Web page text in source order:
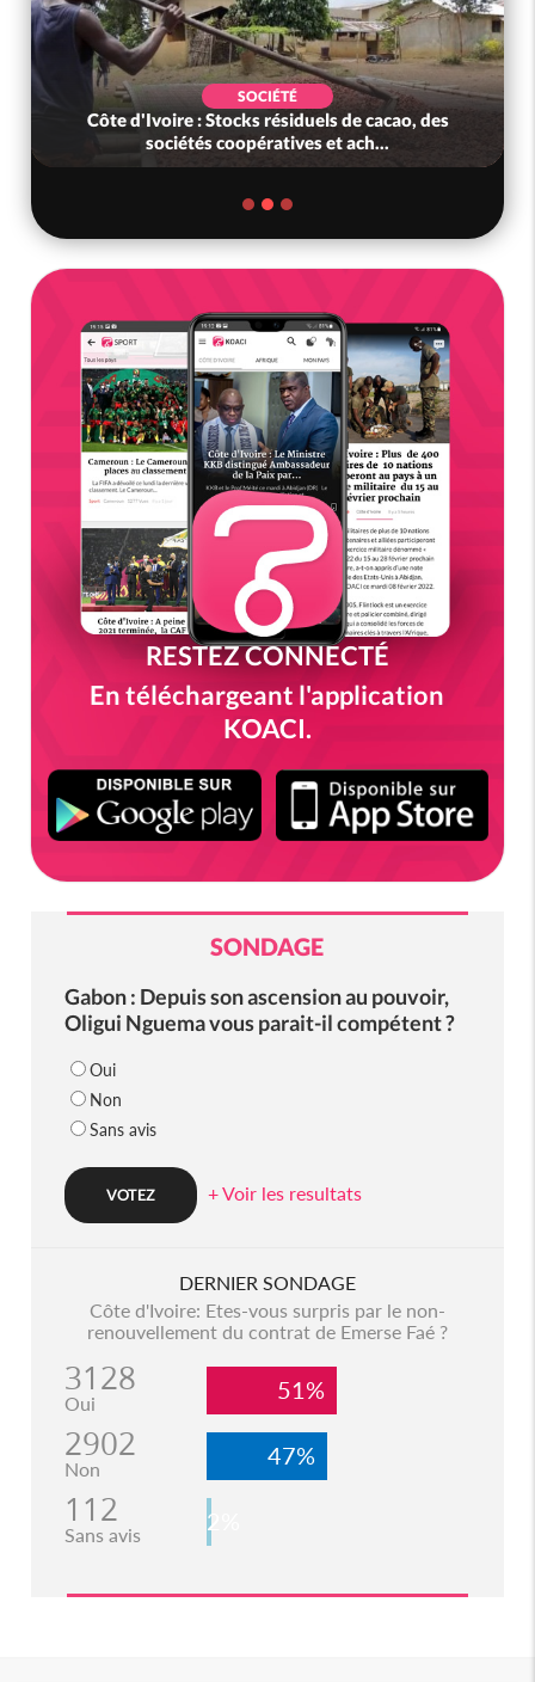
SOCIÉTÉ
Côte d'Ivoire : Stocks résiduels de cacao, des
sociétés coopératives et ach...
RESTEZ CONNECTÉ
En téléchargeant l'application
KOACI.
SONDAGE
Gabon : Depuis son ascension au pouvoir,
Oligui Nguema vous parait-il compétent ?
Oui
Non
Sans avis
+ Voir les resultats
DERNIER SONDAGE
Côte d'Ivoire: Etes-vous surpris par le non-
renouvellement du contrat de Emerse Faé ?
3128
Oui 51%
2902
Non 47%
112
Sans avis 2%